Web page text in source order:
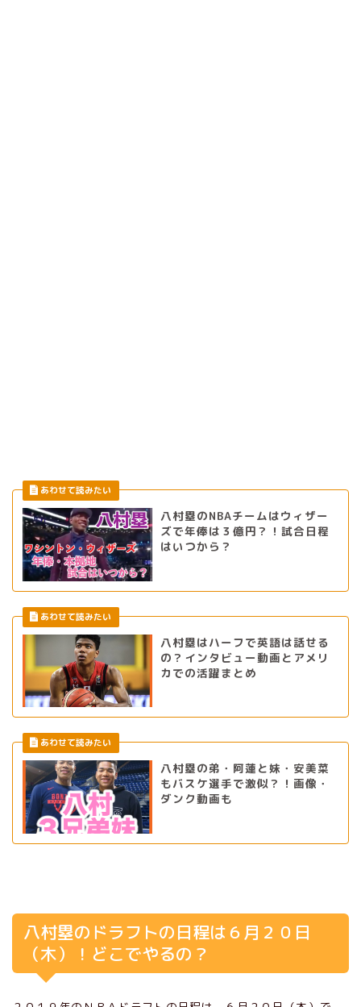
八村塁のNBAチームはウィザー
ズで年俸は３億円？！試合日程
はいつから？
八村塁はハーフで英語は話せる
の？インタビュー動画とアメリ
カでの活躍まとめ
八村塁の弟・阿蓮と妹・安美菜
もバスケ選手で激似？！画像・
ダンク動画も
八村塁のドラフトの日程は６月２０日
（木）！どこでやるの？